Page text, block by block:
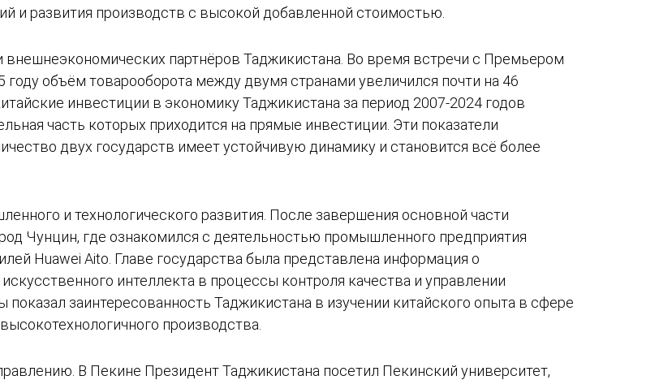
и развития производств с высокой добавленной стоимостью.
партнёров Таджикистана. Во время встречи с Премьером
объём товарооборота между двумя странами увеличился почти на 46
инвестиции в экономику Таджикистана за период 2007-2024 годов
часть которых приходится на прямые инвестиции. Эти показатели
двух государств имеет устойчивую динамику и становится всё более
и технологического развития. После завершения основной части
Чунцин, где ознакомился с деятельностью промышленного предприятия
Huawei Aito. Главе государства была представлена информация о
интеллекта в процессы контроля качества и управлении
заинтересованность Таджикистана в изучении китайского опыта в сфере
производства.
В Пекине Президент Таджикистана посетил Пекинский университет,